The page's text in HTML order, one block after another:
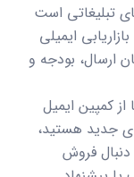
تبلیغاتی است
ایمیلی
ارسال، بودجه و
کمپین ایمیل
جدید هستید،
دنبال فروش